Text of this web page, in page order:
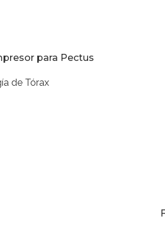
para Pectus
de Tórax